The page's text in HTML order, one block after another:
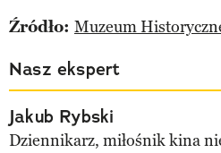
Źródło: Muzeum
Nasz ekspert
Jakub Rybski
Dziennikarz, miłośnik kina